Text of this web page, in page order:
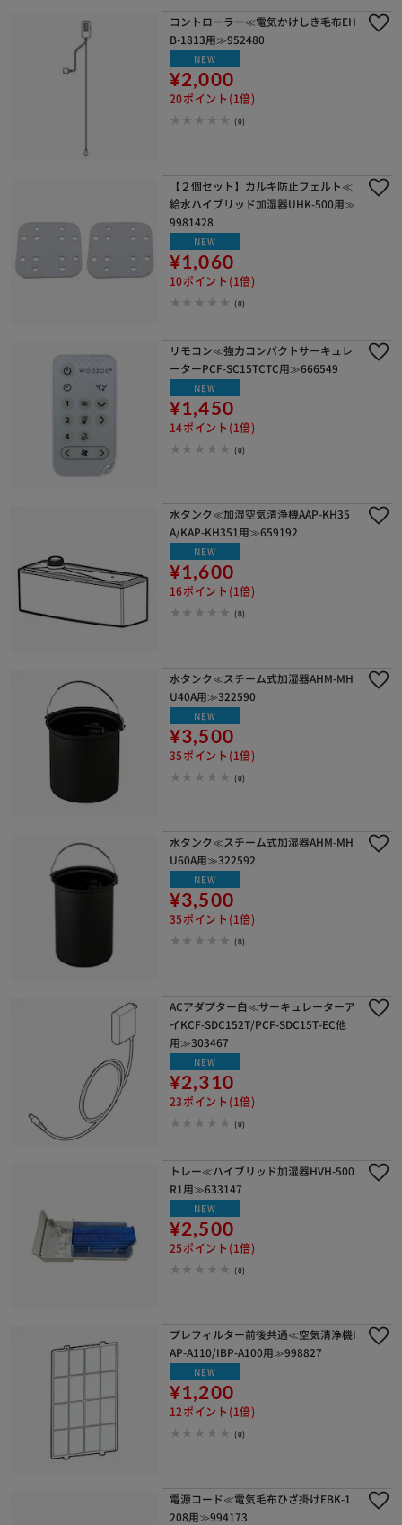
コントローラー≪電気かけしき毛布EH
B-1813用≫952480
NEW
¥2,000
20ポイント(1倍)
(0)
【２個セット】カルキ防止フェルト≪
給水ハイブリッド加湿器UHK-500用≫
9981428
NEW
¥1,060
10ポイント(1倍)
(0)
リモコン≪強力コンパクトサーキュレ
ーターPCF-SC15TCTC用≫666549
NEW
¥1,450
14ポイント(1倍)
(0)
水タンク≪加湿空気清浄機AAP-KH35
A/KAP-KH351用≫659192
NEW
¥1,600
16ポイント(1倍)
(0)
水タンク≪スチーム式加湿器AHM-MH
U40A用≫322590
NEW
¥3,500
35ポイント(1倍)
(0)
水タンク≪スチーム式加湿器AHM-MH
U60A用≫322592
NEW
¥3,500
35ポイント(1倍)
(0)
ACアダプター白≪サーキュレーターア
イKCF-SDC152T/PCF-SDC15T-EC他
用≫303467
NEW
¥2,310
23ポイント(1倍)
(0)
トレー≪ハイブリッド加湿器HVH-500
R1用≫633147
NEW
¥2,500
25ポイント(1倍)
(0)
プレフィルター前後共通≪空気清浄機I
AP-A110/IBP-A100用≫998827
NEW
¥1,200
12ポイント(1倍)
(0)
電源コード≪電気毛布ひざ掛けEBK-1
208用≫994173